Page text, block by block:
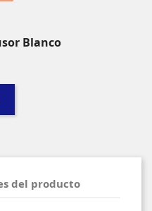
Blanco
del producto